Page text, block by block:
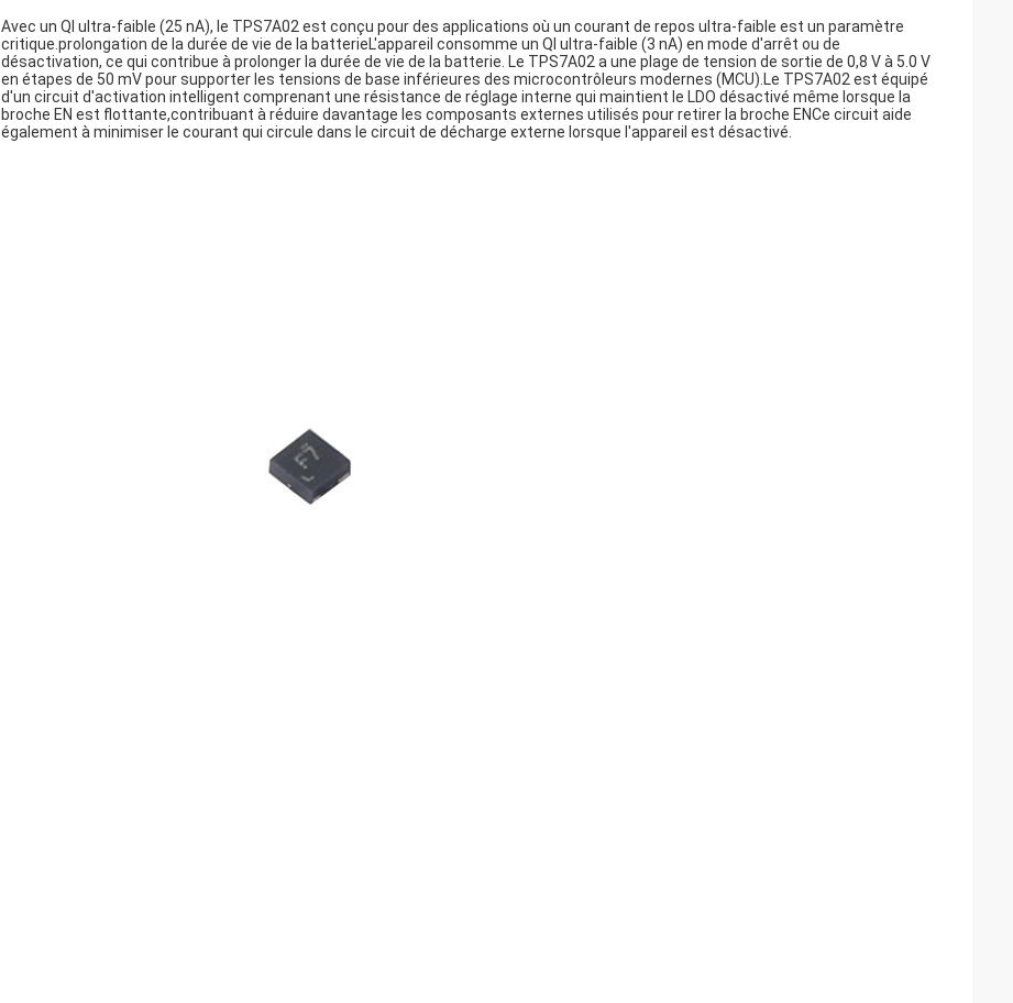
Avec un QI ultra-faible (25 nA), le TPS7A02 est conçu pour des applications où un courant de repos ultra-faible est un paramètre
critique.prolongation de la durée de vie de la batterieL'appareil consomme un QI ultra-faible (3 nA) en mode d'arrêt ou de
désactivation, ce qui contribue à prolonger la durée de vie de la batterie. Le TPS7A02 a une plage de tension de sortie de 0,8 V à 5.0 V
en étapes de 50 mV pour supporter les tensions de base inférieures des microcontrôleurs modernes (MCU).Le TPS7A02 est équipé
d'un circuit d'activation intelligent comprenant une résistance de réglage interne qui maintient le LDO désactivé même lorsque la
broche EN est flottante,contribuant à réduire davantage les composants externes utilisés pour retirer la broche ENCe circuit aide
également à minimiser le courant qui circule dans le circuit de décharge externe lorsque l'appareil est désactivé.